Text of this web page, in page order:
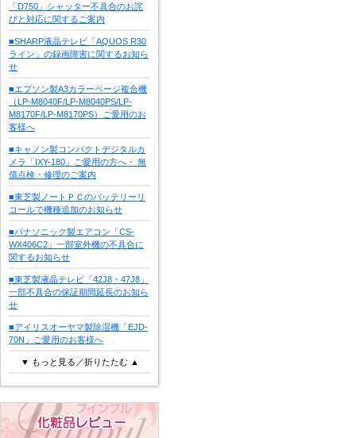
「D750」シャッター不具合のお詫
びと対応に関するご案内
■SHARP液晶テレビ「AQUOS R30
ライン」の録画障害に関するお知ら
せ
■エプソン製A3カラーページ複合機
（LP-M8040F/LP-M8040PS/LP-
M8170F/LP-M8170PS）ご愛用のお
客様へ
■キャノン製コンパクトデジタルカ
メラ「IXY-180」ご愛用の方へ・ 無
償点検・修理のご案内
■東芝製ノートＰＣのバッテリーリ
コールで機種追加のお知らせ
■パナソニック製エアコン「CS-
WX406C2」一部室外機の不具合に
関するお知らせ
■東芝製液晶テレビ「42J8・47J8」
一部不具合の保証期間延長のお知ら
せ
■アイリスオーヤマ製除湿機「EJD-
70N」ご愛用のお客様へ
▼ もっと見る／折りたたむ ▲